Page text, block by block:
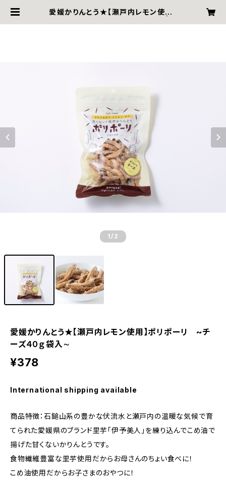
愛媛かりんとう★【瀬戸内レモン使用】
1 /2
愛媛かりんとう★【瀬戸内レモン使用】ポリポーリ ~チ
ーズ４０ｇ袋入∼
¥378
International shipping available
商品特徴：石鎚山系の豊かな伏流水と瀬戸内の温暖な気候で育
てられた愛媛県のブランド里芋「伊予美人」を練り込んでこめ油で
揚げた甘くないかりんとうです。
食物繊維豊富な里芋使用だからお母さんのちょい食べに！
こめ油使用だからお子さまのおやつに！